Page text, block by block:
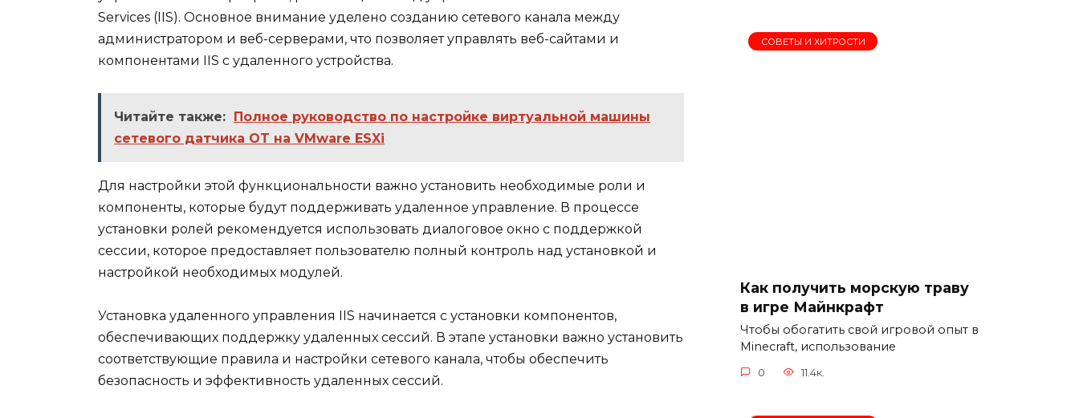
Services (IIS). Основное внимание уделено созданию сетевого канала между
администратором и веб-серверами, что позволяет управлять веб-сайтами и
компонентами IIS с удаленного устройства.
Читайте также: Полное руководство по настройке виртуальной машины
сетевого датчика OT на VMware ESXi
Для настройки этой функциональности важно установить необходимые роли и
компоненты, которые будут поддерживать удаленное управление. В процессе
установки ролей рекомендуется использовать диалоговое окно с поддержкой
сессии, которое предоставляет пользователю полный контроль над установкой и
настройкой необходимых модулей.
Установка удаленного управления IIS начинается с установки компонентов,
обеспечивающих поддержку удаленных сессий. В этапе установки важно установить
соответствующие правила и настройки сетевого канала, чтобы обеспечить
безопасность и эффективность удаленных сессий.
СОВЕТЫ И ХИТРОСТИ
Как получить морскую траву
в игре Майнкрафт
Чтобы обогатить свой игровой опыт в
Minecraft, использование
0 11.4к.